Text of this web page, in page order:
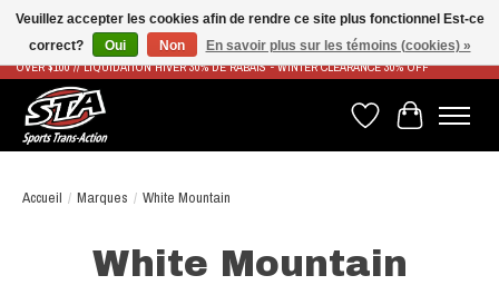
LIVRAISON RAPIDE ET GRATUITE À PARTIR DE 100$ - FAST & FREE SHIPPING ON ORDERS
OVER $100 // LIQUIDATION HIVER 30% DE RABAIS - WINTER CLEARANCE 30% OFF
Liste de souhaits
Panier
Accueil / Marques / White Mountain
White Mountain
Veuillez accepter les cookies afin de rendre ce site plus fonctionnel Est-ce
correct?
Oui Non En savoir plus sur les témoins (cookies) »